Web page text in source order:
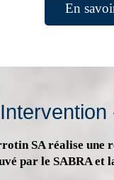
En
Intervention
SA réalise une
par le SABRA et